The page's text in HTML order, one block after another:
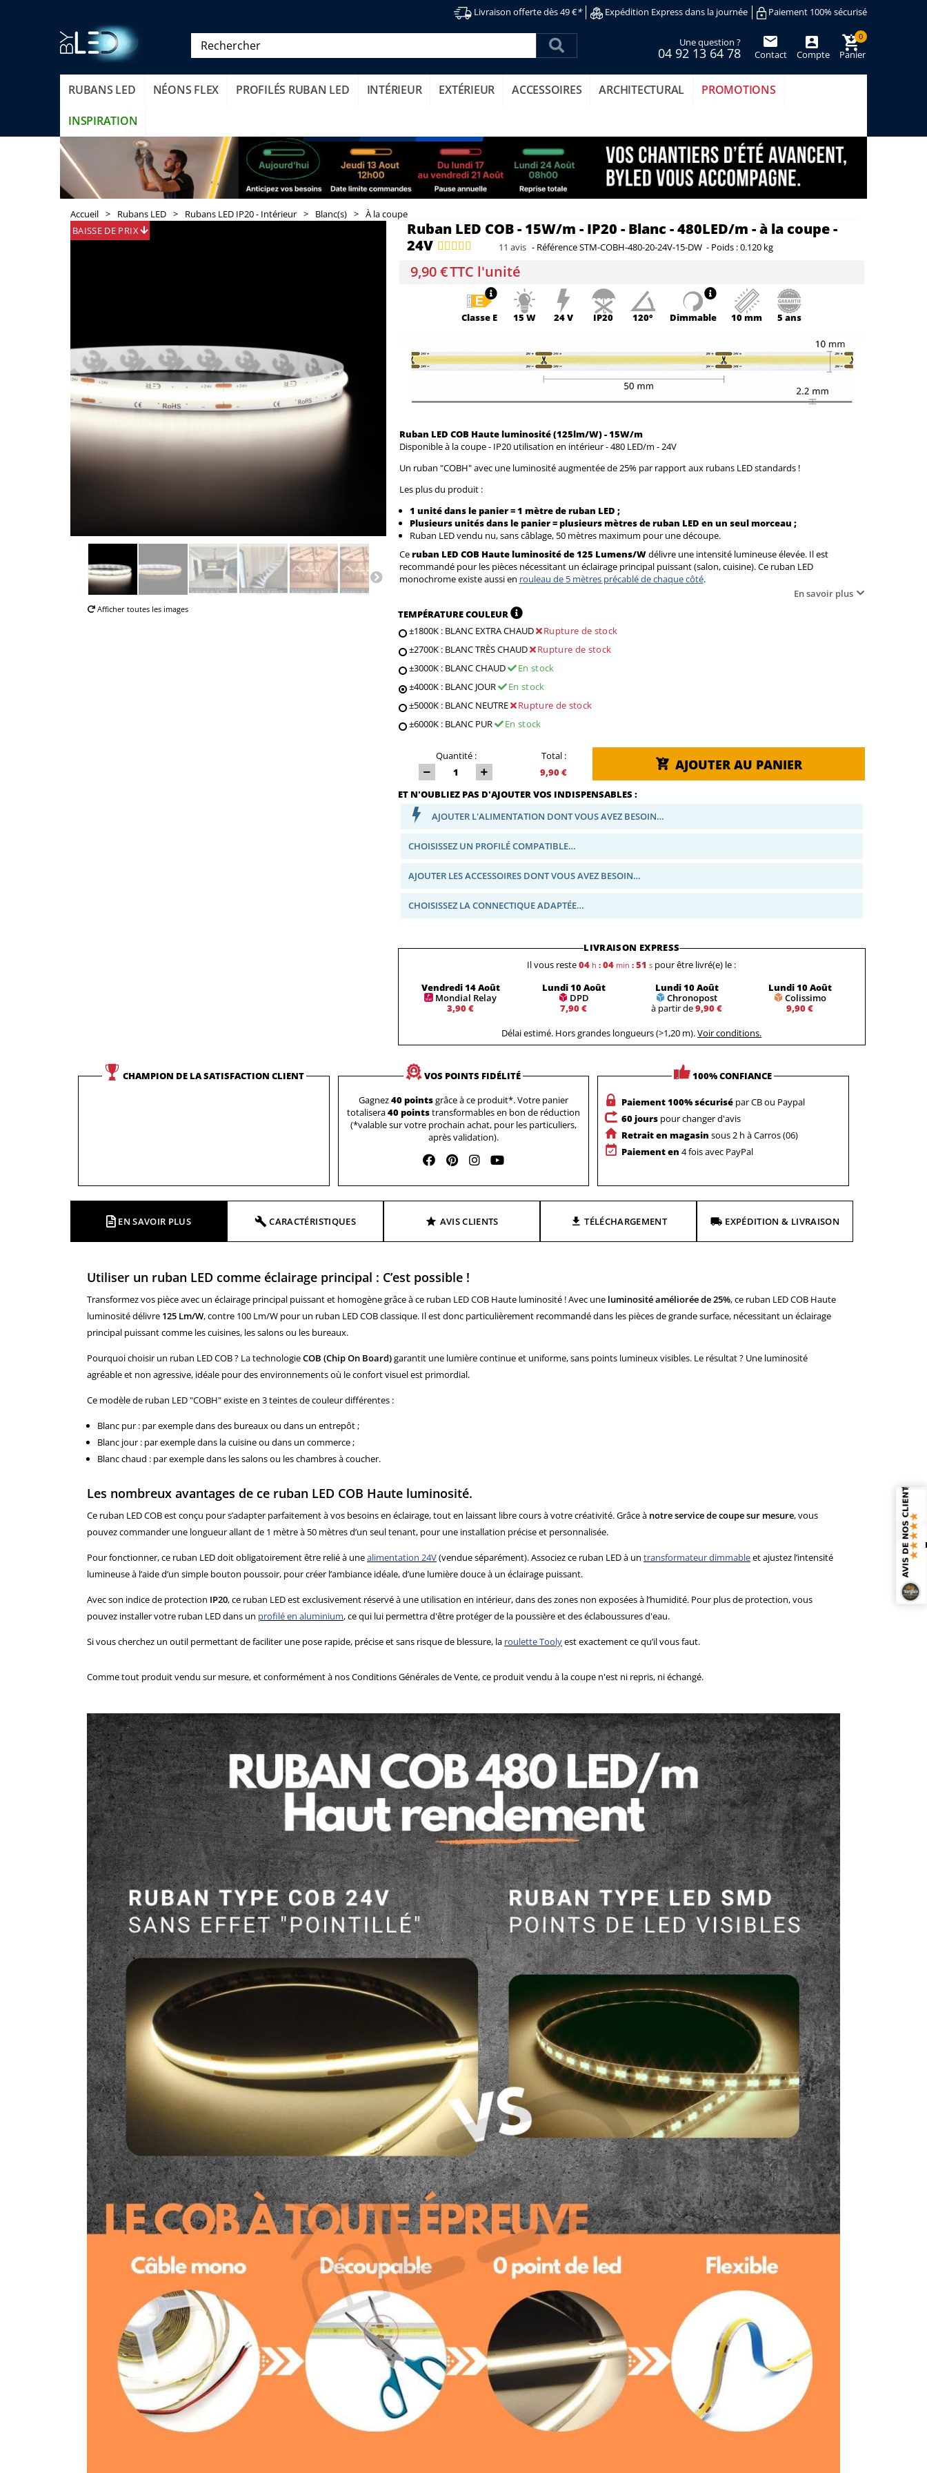
Livraison offerte dès 49 €* Expédition Express dans la journée Paiement 100% sécurisé
Panier
0
Compte
Contact
Une question ?
04 92 13 64 78
RUBANS LED NÉONS FLEX PROFILÉS RUBAN LED INTÉRIEUR EXTÉRIEUR ACCESSOIRES ARCHITECTURAL PROMOTIONS
INSPIRATION
Accueil > Rubans LED > Rubans LED IP20 - Intérieur > Blanc(s) > À la coupe
BAISSE DE PRIX
Afficher toutes les images
Ruban LED COB - 15W/m - IP20 - Blanc - 480LED/m - à la coupe -
24V
11avis - RéférenceSTM-COBH-480-20-24V-15-DW - Poids :0.120 kg
9,90 €TTC l'unité
Classe E 15 W 24 V IP20 120° Dimmable 10 mm 5 ans
Ruban LED COB Haute luminosité (125lm/W) - 15W/m
Disponible à la coupe - IP20 utilisation en intérieur - 480 LED/m - 24V
Un ruban "COBH" avec une luminosité augmentée de 25% par rapport aux rubans LED standards !
Les plus du produit :
1 unité dans le panier = 1 mètre de ruban LED ;
Plusieurs unités dans le panier = plusieurs mètres de ruban LED en un seul morceau ;
Ruban LED vendu nu, sans câblage, 50 mètres maximum pour une découpe.
Ceruban LED COB Haute luminosité de 125 Lumens/Wdélivre une intensité lumineuse élevée. Il est
recommandé pour les pièces nécessitant un éclairage principal puissant (salon, cuisine). Ce ruban LED
monochrome existe aussi en rouleau de 5 mètres précablé de chaque côté.
En savoir plus
TEMPÉRATURE COULEUR
±1800K : BLANC EXTRA CHAUD
Rupture de stock
±2700K : BLANC TRÈS CHAUD
Rupture de stock
±3000K : BLANC CHAUD
En stock
±4000K : BLANC JOUR
En stock
±5000K : BLANC NEUTRE
Rupture de stock
±6000K : BLANC PUR
En stock
Quantité :
Total :
9,90 €
AJOUTER AU PANIER
ET N'OUBLIEZ PAS D'AJOUTER VOS INDISPENSABLES :
AJOUTER L'ALIMENTATION DONT VOUS AVEZ BESOIN…
CHOISISSEZ UN PROFILÉ COMPATIBLE…
AJOUTER LES ACCESSOIRES DONT VOUS AVEZ BESOIN…
CHOISISSEZ LA CONNECTIQUE ADAPTÉE…
LIVRAISON EXPRESS
Il vous reste04 h : 04 min : 50 s pour être livré(e) le :
Vendredi 14 Août
Mondial Relay
3,90 €
Lundi 10 Août
DPD
7,90 €
Lundi 10 Août
Chronopost
à partir de9,90 €
Lundi 10 Août
Colissimo
9,90 €
Délai estimé. Hors grandes longueurs (>1,20 m).Voir conditions.
CHAMPION DE LA SATISFACTION CLIENT
VOS POINTS FIDÉLITÉ
Gagnez40 pointsgrâce à ce produit*. Votre panier
totalisera40 pointstransformables en bon de réduction
(*valable sur votre prochain achat, pour les particuliers,
après validation).
100% CONFIANCE
Paiement 100% sécurisépar CB ou Paypal
60 jourspour changer d'avis
Retrait en magasin sous 2 h à Carros (06)
Paiement en 4 fois avec PayPal
EN SAVOIR PLUS CARACTÉRISTIQUES AVIS CLIENTS TÉLÉCHARGEMENT EXPÉDITION & LIVRAISON
Utiliser un ruban LED comme éclairage principal : C’est possible !
Transformez vos pièce avec un éclairage principal puissant et homogène grâce à ce ruban LED COB Haute luminosité ! Avec une luminosité améliorée de 25%, ce ruban LED COB Haute
luminosité délivre 125 Lm/W, contre 100 Lm/W pour un ruban LED COB classique. Il est donc particulièrement recommandé dans les pièces de grande surface, nécessitant un éclairage
principal puissant comme les cuisines, les salons ou les bureaux.
Pourquoi choisir un ruban LED COB ? La technologieCOB (Chip On Board)garantit une lumière continue et uniforme, sans points lumineux visibles. Le résultat ? Une luminosité
agréable et non agressive, idéale pour des environnements où le confort visuel est primordial.
Ce modèle de ruban LED "COBH" existe en 3 teintes de couleur différentes :
Blanc pur : par exemple dans des bureaux ou dans un entrepôt ;
Blanc jour : par exemple dans la cuisine ou dans un commerce ;
Blanc chaud : par exemple dans les salons ou les chambres à coucher.
Les nombreux avantages de ce ruban LED COB Haute luminosité.
Ce ruban LED COB est conçu pour s’adapter parfaitement à vos besoins en éclairage, tout en laissant libre cours à votre créativité. Grâce à notre service de coupe sur mesure, vous
pouvez commander une longueur allant de 1 mètre à 50 mètres d’un seul tenant, pour une installation précise et personnalisée.
Pour fonctionner, ce ruban LED doit obligatoirement être relié à unealimentation 24V(vendue séparément). Associez ce ruban LED à un transformateur dimmableet ajustez l’intensité
lumineuse à l’aide d’un simple bouton poussoir, pour créer l’ambiance idéale, d’une lumière douce à un éclairage puissant.
Avec son indice de protection IP20, ce ruban LED est exclusivement réservé à une utilisation en intérieur, dans des zones non exposées à l’humidité. Pour plus de protection, vous
pouvez installer votre ruban LED dans un profilé en aluminium, ce qui lui permettra d'être protéger de la poussière et des éclaboussures d'eau.
Si vous cherchez un outil permettant de faciliter une pose rapide, précise et sans risque de blessure, la roulette Toolyest exactement ce qu’il vous faut.
Comme tout produit vendu sur mesure, et conformément à nos Conditions Générales de Vente, ce produit vendu à la coupe n'est ni repris, ni échangé.